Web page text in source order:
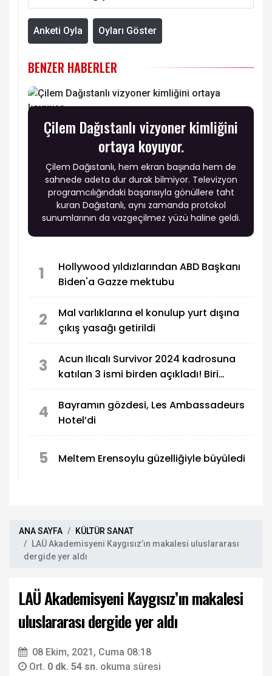
Anketi Oyla Oyları Göster
BENZER HABERLER
Çilem Dağıstanlı vizyoner kimliğini
ortaya koyuyor.
Çilem Dağıstanlı, hem ekran başında hem de
sahnede adeta dur durak bilmiyor. Televizyon
programcılığındaki başarısıyla gönüllere taht
kuran Dağıstanlı, aynı zamanda protokol
sunumlarının da vazgeçilmez yüzü haline geldi.
1
Hollywood yıldızlarından ABD Başkanı
Biden'a Gazze mektubu
2
Mal varlıklarına el konulup yurt dışına
çıkış yasağı getirildi
3
Acun Ilıcalı Survivor 2024 kadrosuna
katılan 3 ismi birden açıkladı! Biri
4
Bayramın gözdesi, Les Ambassadeurs
Hotel’di
5 Meltem Erensoylu güzelliğiyle büyüledi
ANA SAYFA
KÜLTÜR SANAT
LAÜ Akademisyeni Kaygısız’ın makalesi uluslararası
dergide yer aldı
LAÜ Akademisyeni Kaygısız’ın makalesi
uluslararası dergide yer aldı
08 Ekim, 2021, Cuma 08:18
Ort. 0 dk. 54 sn. okuma süresi